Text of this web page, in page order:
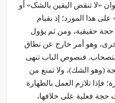
«لا تنقض اليقين بالشک» أو
هذا المورد؛ إذ بقيام
حجة حقيقية، ومن ثم يؤول
وهو أمر خارج عن نطاق
فنصوص الباب تنهى
(وهو الشك)، ولا تمنع من
تلازم العمل بالطهارة
فعلية على خلافها،